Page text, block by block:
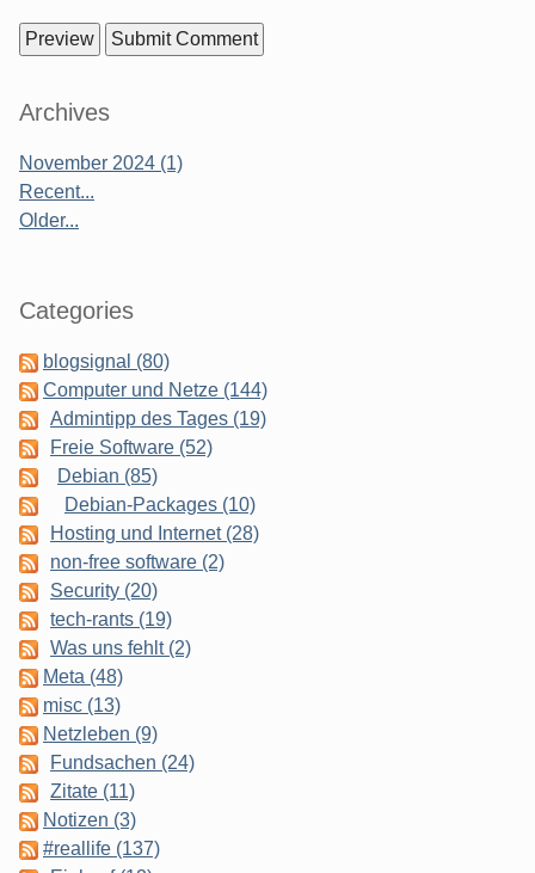
Sidebar
Archives
November 2024 (1)
Recent...
Older...
Categories
blogsignal (80)
Computer und Netze (144)
Admintipp des Tages (19)
Freie Software (52)
Debian (85)
Debian-Packages (10)
Hosting und Internet (28)
non-free software (2)
Security (20)
tech-rants (19)
Was uns fehlt (2)
Meta (48)
misc (13)
Netzleben (9)
Fundsachen (24)
Zitate (11)
Notizen (3)
#reallife (137)